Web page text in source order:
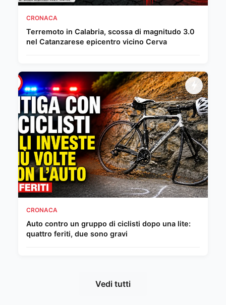
CRONACA
Terremoto in Calabria, scossa di magnitudo 3.0
nel Catanzarese epicentro vicino Cerva
CRONACA
Auto contro un gruppo di ciclisti dopo una lite:
quattro feriti, due sono gravi
Vedi tutti